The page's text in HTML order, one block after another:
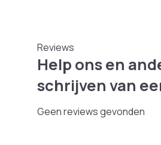
Reviews
Help ons en
schrijven van
Geen reviews gevonden